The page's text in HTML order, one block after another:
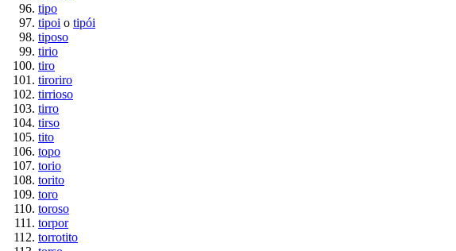
tipo
tipoi o tipói
tiposo
tirio
tiro
tiroriro
tirrioso
tirro
tirso
tito
topo
torio
torito
toro
toroso
torpor
torrotito